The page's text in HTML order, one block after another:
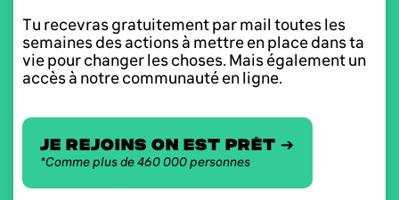
Tu recevras gratuitement par mail toutes les
semaines des actions à mettre en place dans ta
vie pour changer les choses. Mais également un
accès à notre communauté en ligne.
je rejoins on est prêt ➔
*Comme plus de 460 000 personnes